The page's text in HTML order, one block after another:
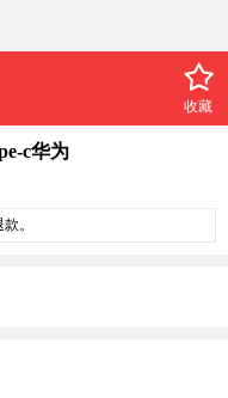
收藏
c华为
。